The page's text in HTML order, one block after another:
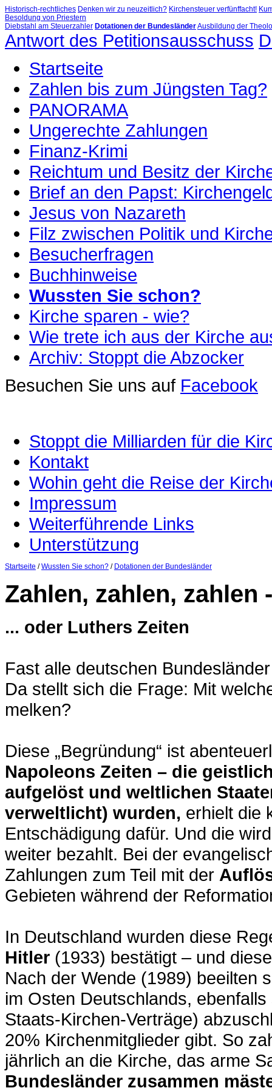
Historisch-rechtliches Denken wir zu neuzeitlich? Kirchensteuer verfünffacht!
Besoldung von Priestern
Diebstahl am Steuerzahler Dotationen der BundesländerAusbildung der
Antwort des Petitionsausschuss
Startseite
Zahlen bis zum Jüngsten Tag?
PANORAMA
Ungerechte Zahlungen
Finanz-Krimi
Reichtum und Besitz der
Brief an den Papst:
Jesus von Nazareth
Filz zwischen Politik und
Besucherfragen
Buchhinweise
Wussten Sie schon?
Kirche sparen - wie?
Wie trete ich aus der Kirche
Archiv: Stoppt die Abzocker
Besuchen Sie uns auf Facebook
Stoppt die Milliarden für die
Kontakt
Wohin geht die Reise der
Impressum
Weiterführende Links
Unterstützung
Startseite /Wussten Sie schon? / Dotationen der Bundesländer
Zahlen, zahlen, zahlen
... oder Luthers Zeiten
Fast alle deutschen
Da stellt sich die Frage: Mit
melken?
Diese „Begründung“ ist
Napoleons Zeiten – die
aufgelöst und weltlichen
verweltlicht) wurden, erhielt die
Entschädigung dafür. Und die
weiter bezahlt. Bei der
Zahlungen zum Teil mit der
Gebieten während der
In Deutschland wurden diese
Hitler (1933) bestätigt – und
Nach der Wende (1989) beeilten
im Osten Deutschlands,
Staats-Kirchen-Verträge)
20% Kirchenmitglieder gibt. So
jährlich an die Kirche, das arme
Bundesländer zusammen